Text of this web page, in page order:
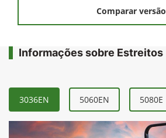
Comparar versão
Informações sobre Estreitos
3036EN 5060EN 5080E